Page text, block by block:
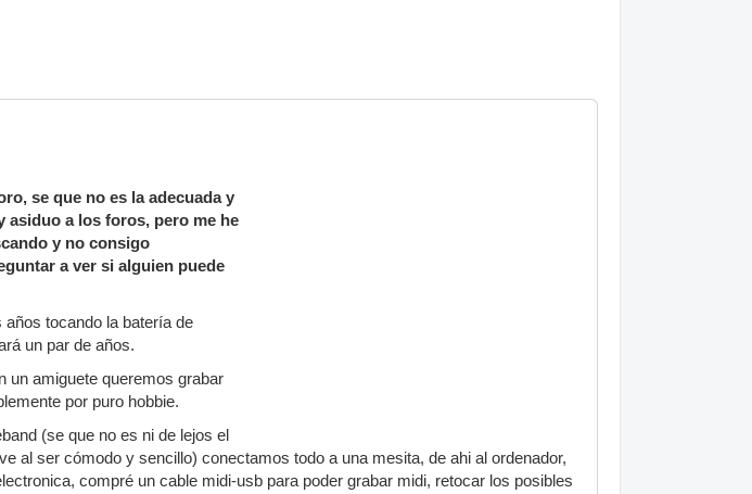
se que no es la adecuada y
asiduo a los foros, pero me he
y no consigo
a ver si alguien puede
tocando la batería de
un par de años.
un amiguete queremos grabar
por puro hobbie.
(se que no es ni de lejos el
al ser cómodo y sencillo) conectamos todo a una mesita, de ahi al ordenador,
compré un cable midi-usb para poder grabar midi, retocar los posibles